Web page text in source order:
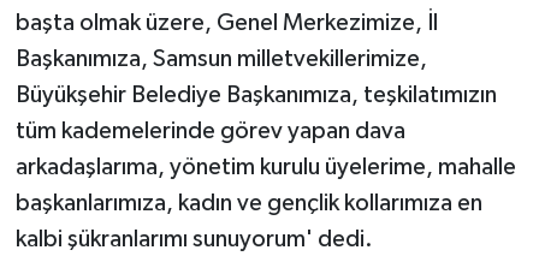
başta olmak üzere, Genel Merkezimize, İl
Başkanımıza, Samsun milletvekillerimize,
Büyükşehir Belediye Başkanımıza, teşkilatımızın
tüm kademelerinde görev yapan dava
arkadaşlarıma, yönetim kurulu üyelerime, mahalle
başkanlarımıza, kadın ve gençlik kollarımıza en
kalbi şükranlarımı sunuyorum' dedi.
Sağlık
SİYASET
SPOR HABERLERİ
TEKNOLOJİ